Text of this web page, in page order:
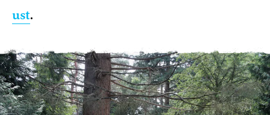
ust.